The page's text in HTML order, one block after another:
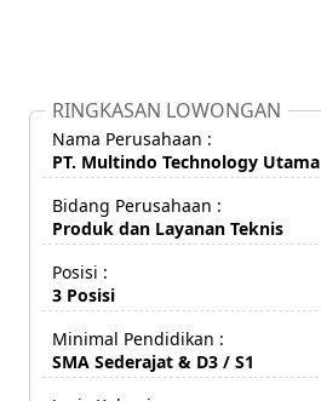
RINGKASAN LOWONGAN
Nama Perusahaan :
PT. Multindo Technology Utama
Bidang Perusahaan :
Produk dan Layanan Teknis
Posisi :
3 Posisi
Minimal Pendidikan :
SMA Sederajat & D3 / S1